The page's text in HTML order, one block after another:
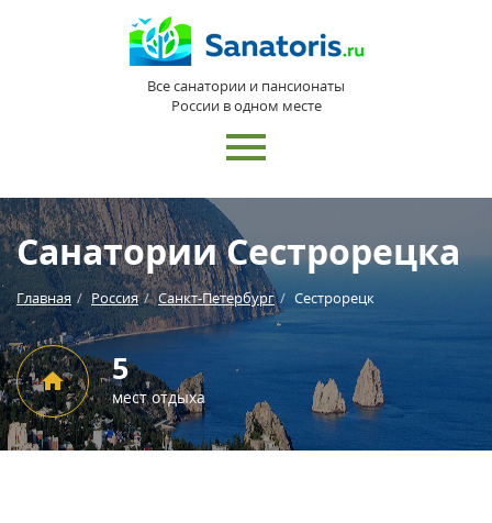
Все санатории и пансионаты
России в одном месте
Санатории Сестрорецка
Главная Россия Санкт-Петербург Сестрорецк
5
мест отдыха